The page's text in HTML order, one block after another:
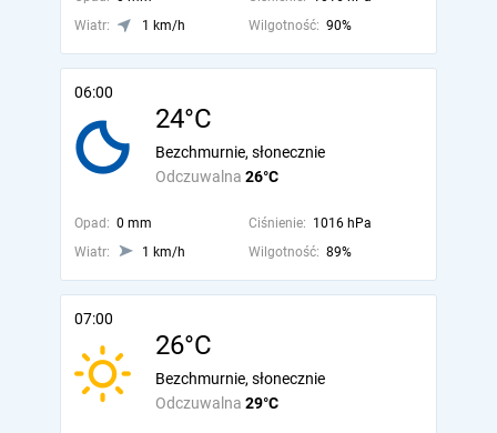
Wiatr:
1 km/h Wilgotność: 90%
06:00
24°C
Odczuwalna 26°C
Bezchmurnie, słonecznie
Opad: 0 mm Ciśnienie: 1016 hPa
Wiatr:
1 km/h Wilgotność: 89%
07:00
26°C
Odczuwalna 29°C
Bezchmurnie, słonecznie